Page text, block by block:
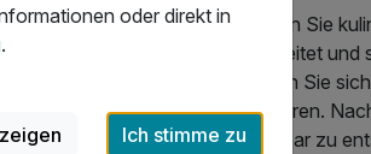
Erleben Sie
zubereitet
Lassen Sie
verführen.
Hotelbar zu
oder direkt in
.
Ich stimme zu